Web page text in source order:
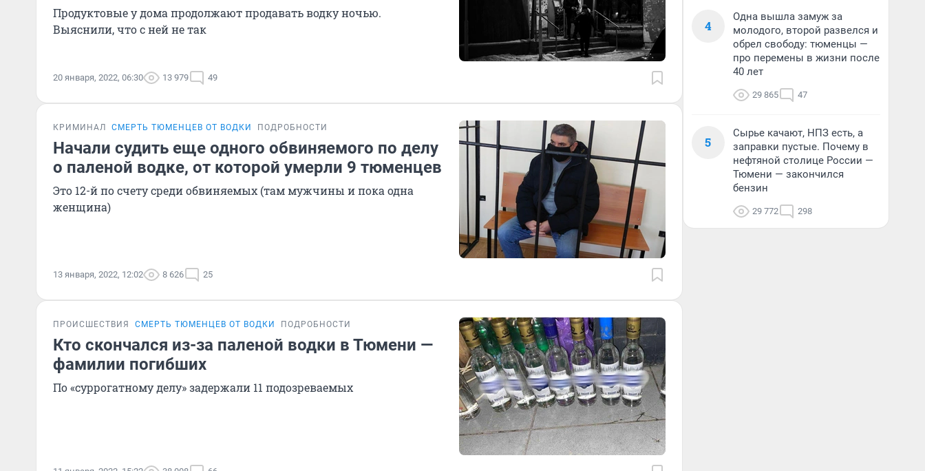
Продуктовые у дома продолжают продавать водку ночью.
Выяснили, что с ней не так
20 января, 2022, 06:30 13 979 49
КРИМИНАЛ СМЕРТЬ ТЮМЕНЦЕВ ОТ ВОДКИ ПОДРОБНОСТИ
Начали судить еще одного обвиняемого по делу
о паленой водке, от которой умерли 9 тюменцев
Это 12-й по счету среди обвиняемых (там мужчины и пока одна
женщина)
13 января, 2022, 12:02 8 626 25
ПРОИСШЕСТВИЯ СМЕРТЬ ТЮМЕНЦЕВ ОТ ВОДКИ ПОДРОБНОСТИ
Кто скончался из-за паленой водки в Тюмени —
фамилии погибших
По «суррогатному делу» задержали 11 подозреваемых
4
Одна вышла замуж за
молодого, второй развелся и
обрел свободу: тюменцы —
про перемены в жизни после
40 лет
29 865 47
5
Сырье качают, НПЗ есть, а
заправки пустые. Почему в
нефтяной столице России —
Тюмени — закончился
бензин
29 772 298